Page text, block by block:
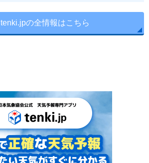
tenki.jpの全情報はこちら